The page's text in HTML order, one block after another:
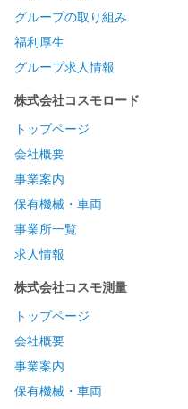
グループの取り組み
福利厚生
グループ求人情報
株式会社コスモロード
トップページ
会社概要
事業案内
保有機械・車両
事業所一覧
求人情報
株式会社コスモ測量
トップページ
会社概要
事業案内
保有機械・車両